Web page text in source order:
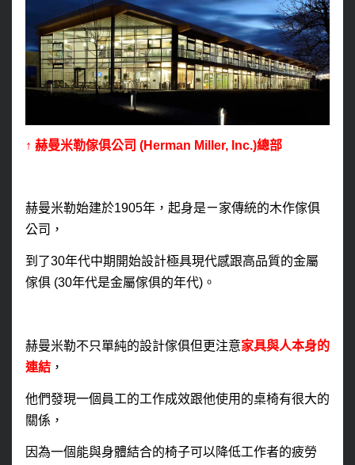
↑ 赫曼米勒傢俱公司 (Herman Miller, Inc.)總部
赫曼米勒始建於1905年，起身是ㄧ家傳統的木作傢俱
公司，
到了30年代中期開始設計極具現代感跟高品質的金屬
傢俱(30年代是金屬傢俱的年代)。
赫曼米勒不只單純的設計傢俱但更注意家具與人本身的
連結，
他們發現一個員工的工作成效跟他使用的桌椅有很大的
關係，
因為一個能與身體結合的椅子可以降低工作者的疲勞